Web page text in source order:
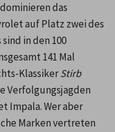
das
auf Platz zwei des
in den 100
141 Mal
Klassiker Stirb
Verfolgungsjagden
Impala. Wer aber
Marken vertreten